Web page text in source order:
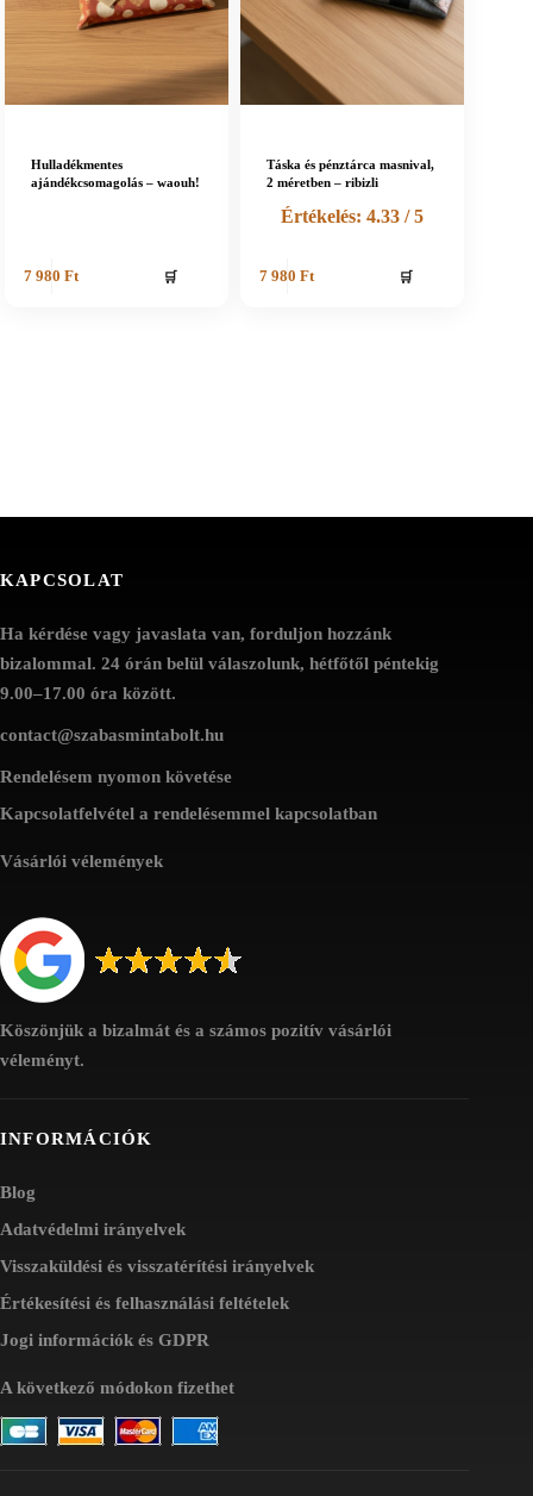
Hulladékmentes
ajándékcsomagolás – waouh!
7 980Ft 🛒
Táska és pénztárca masnival,
2 méretben – ribizli
Értékelés:4.33 / 5
7 980Ft 🛒
KAPCSOLAT
Ha kérdése vagy javaslata van, forduljon hozzánk
bizalommal. 24 órán belül válaszolunk, hétfőtől péntekig
9.00–17.00 óra között.
contact@szabasmintabolt.hu
Rendelésem nyomon követése
Kapcsolatfelvétel a rendelésemmel kapcsolatban
Vásárlói vélemények
Köszönjük a bizalmát és a számos pozitív vásárlói
véleményt.
INFORMÁCIÓK
Blog
Adatvédelmi irányelvek
Visszaküldési és visszatérítési irányelvek
Értékesítési és felhasználási feltételek
Jogi információk és GDPR
A következő módokon fizethet